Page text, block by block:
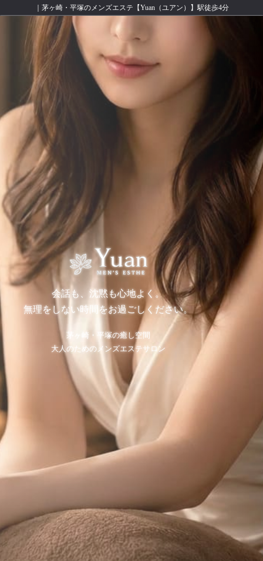
｜茅ヶ崎・平塚のメンズエステ【Yuan（ユアン）】駅徒歩4分
会話も、沈黙も心地よく。
無理をしない時間をお過ごしください。
茅ヶ崎・平塚の癒し空間
大人のためのメンズエステサロン